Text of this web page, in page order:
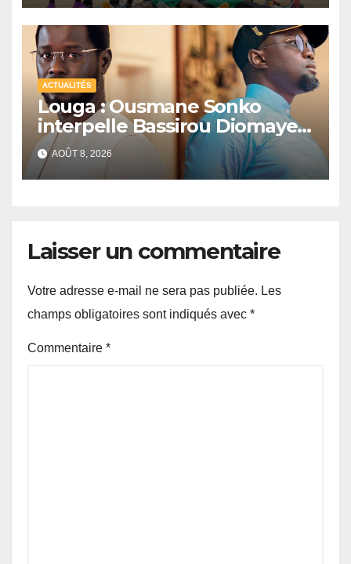
ACTUALITÉS
Louga : Ousmane Sonko
interpelle Bassirou Diomaye
Faye sur la date des élections
locales
AOÛT 8, 2026
Laisser un commentaire
Votre adresse e-mail ne sera pas publiée. Les
champs obligatoires sont indiqués avec *
Commentaire *